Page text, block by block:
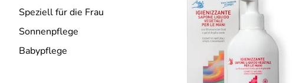
Speziell für die Frau
Sonnenpflege
Babypflege